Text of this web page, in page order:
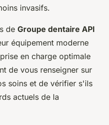
invasifs.
de Groupe dentaire API
équipement moderne
en charge optimale
de vous renseigner sur
soins et de vérifier s'ils
actuels de la